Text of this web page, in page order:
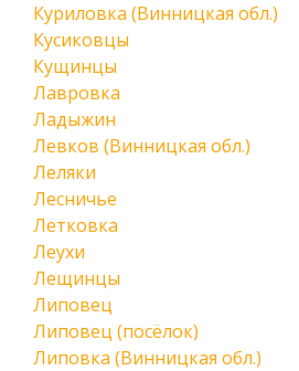
Куриловка (Винницкая обл.)
Кусиковцы
Кущинцы
Лавровка
Ладыжин
Левков (Винницкая обл.)
Леляки
Лесничье
Летковка
Леухи
Лещинцы
Липовец
Липовец (посёлок)
Липовка (Винницкая обл.)